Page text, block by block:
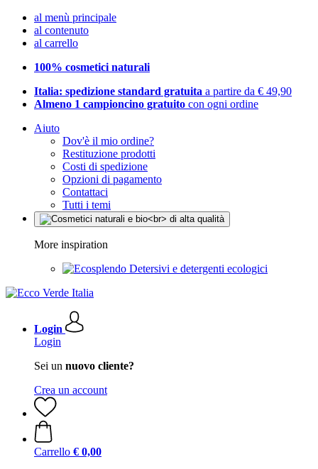
al menù principale
al contenuto
al carrello
100% cosmetici naturali
Italia: spedizione standard gratuita a partire da € 49,90
Almeno 1 campioncino gratuito con ogni ordine
Aiuto
Dov'è il mio ordine?
Restituzione prodotti
Costi di spedizione
Opzioni di pagamento
Contattaci
Tutti i temi
More inspiration
Detersivi e detergenti ecologici
Login
Login
Sei un nuovo cliente?
Crea un account
Carrello € 0,00